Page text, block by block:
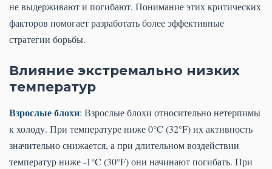
не выдерживают и погибают. Понимание этих критических
факторов помогает разработать более эффективные
стратегии борьбы.
Влияние экстремально низких
температур
Взрослые блохи: Взрослые блохи относительно нетерпимы
к холоду. При температуре ниже 0°C (32°F) их активность
значительно снижается, а при длительном воздействии
температур ниже -1°C (30°F) они начинают погибать. При